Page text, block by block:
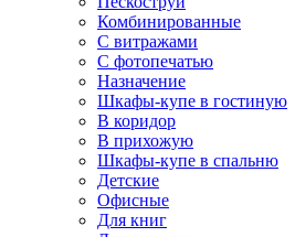
Комбинированные
С витражами
С фотопечатью
Назначение
Шкафы-купе в гостиную
В коридор
В прихожую
Шкафы-купе в спальню
Детские
Офисные
Для книг